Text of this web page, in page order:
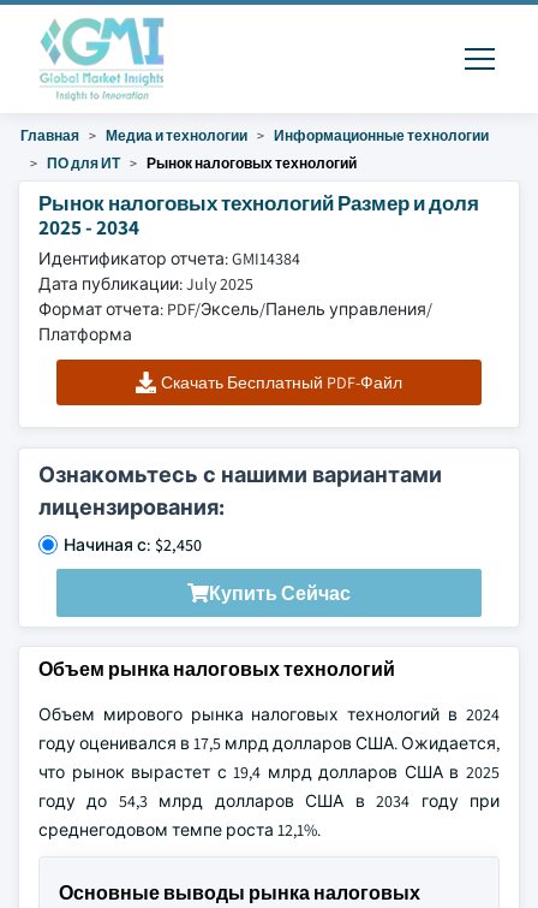
Главная Медиа и технологии
Информационные технологии
ПО для ИТ
Рынок налоговых технологий
Рынок налоговых технологий Размер и доля
2025 - 2034
Идентификатор отчета: GMI14384
Дата публикации: July 2025
Формат отчета: PDF/Эксель/Панель управления/
Платформа
Скачать Бесплатный PDF-Файл
Ознакомьтесь с нашими вариантами
лицензирования:
Начиная с: $2,450
Купить Сейчас
Объем рынка налоговых технологий
Объем мирового рынка налоговых технологий в 2024
году оценивался в 17,5 млрд долларов США. Ожидается,
что рынок вырастет с 19,4 млрд долларов США в 2025
году до 54,3 млрд долларов США в 2034 году при
среднегодовом темпе роста 12,1%.
Основные выводы рынка налоговых